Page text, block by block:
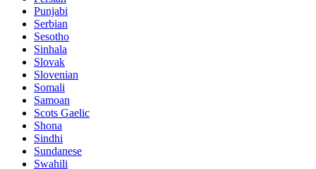
Punjabi
Serbian
Sesotho
Sinhala
Slovak
Slovenian
Somali
Samoan
Scots Gaelic
Shona
Sindhi
Sundanese
Swahili